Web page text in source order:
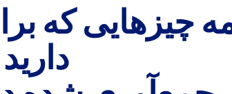
چیزهایی که
دارید